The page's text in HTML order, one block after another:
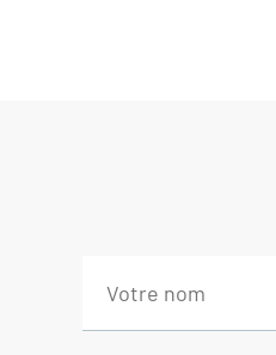
Dégagements 6.50 m²,
Chambres 9 m² et 21